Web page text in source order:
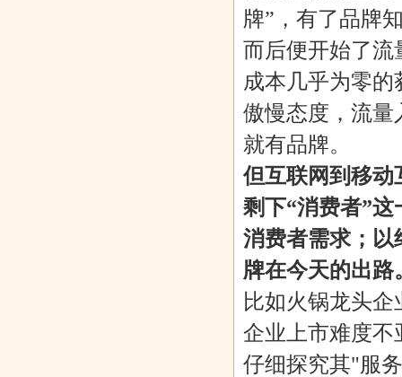
牌”，有了品牌
而后便开始了流
成本几乎为零的
傲慢态度，流量
就有品牌。
但互联网到移动
剩下“消费者”
消费者需求；以
牌在今天的出路
比如火锅龙头
企业上市难度不
仔细探究其"服